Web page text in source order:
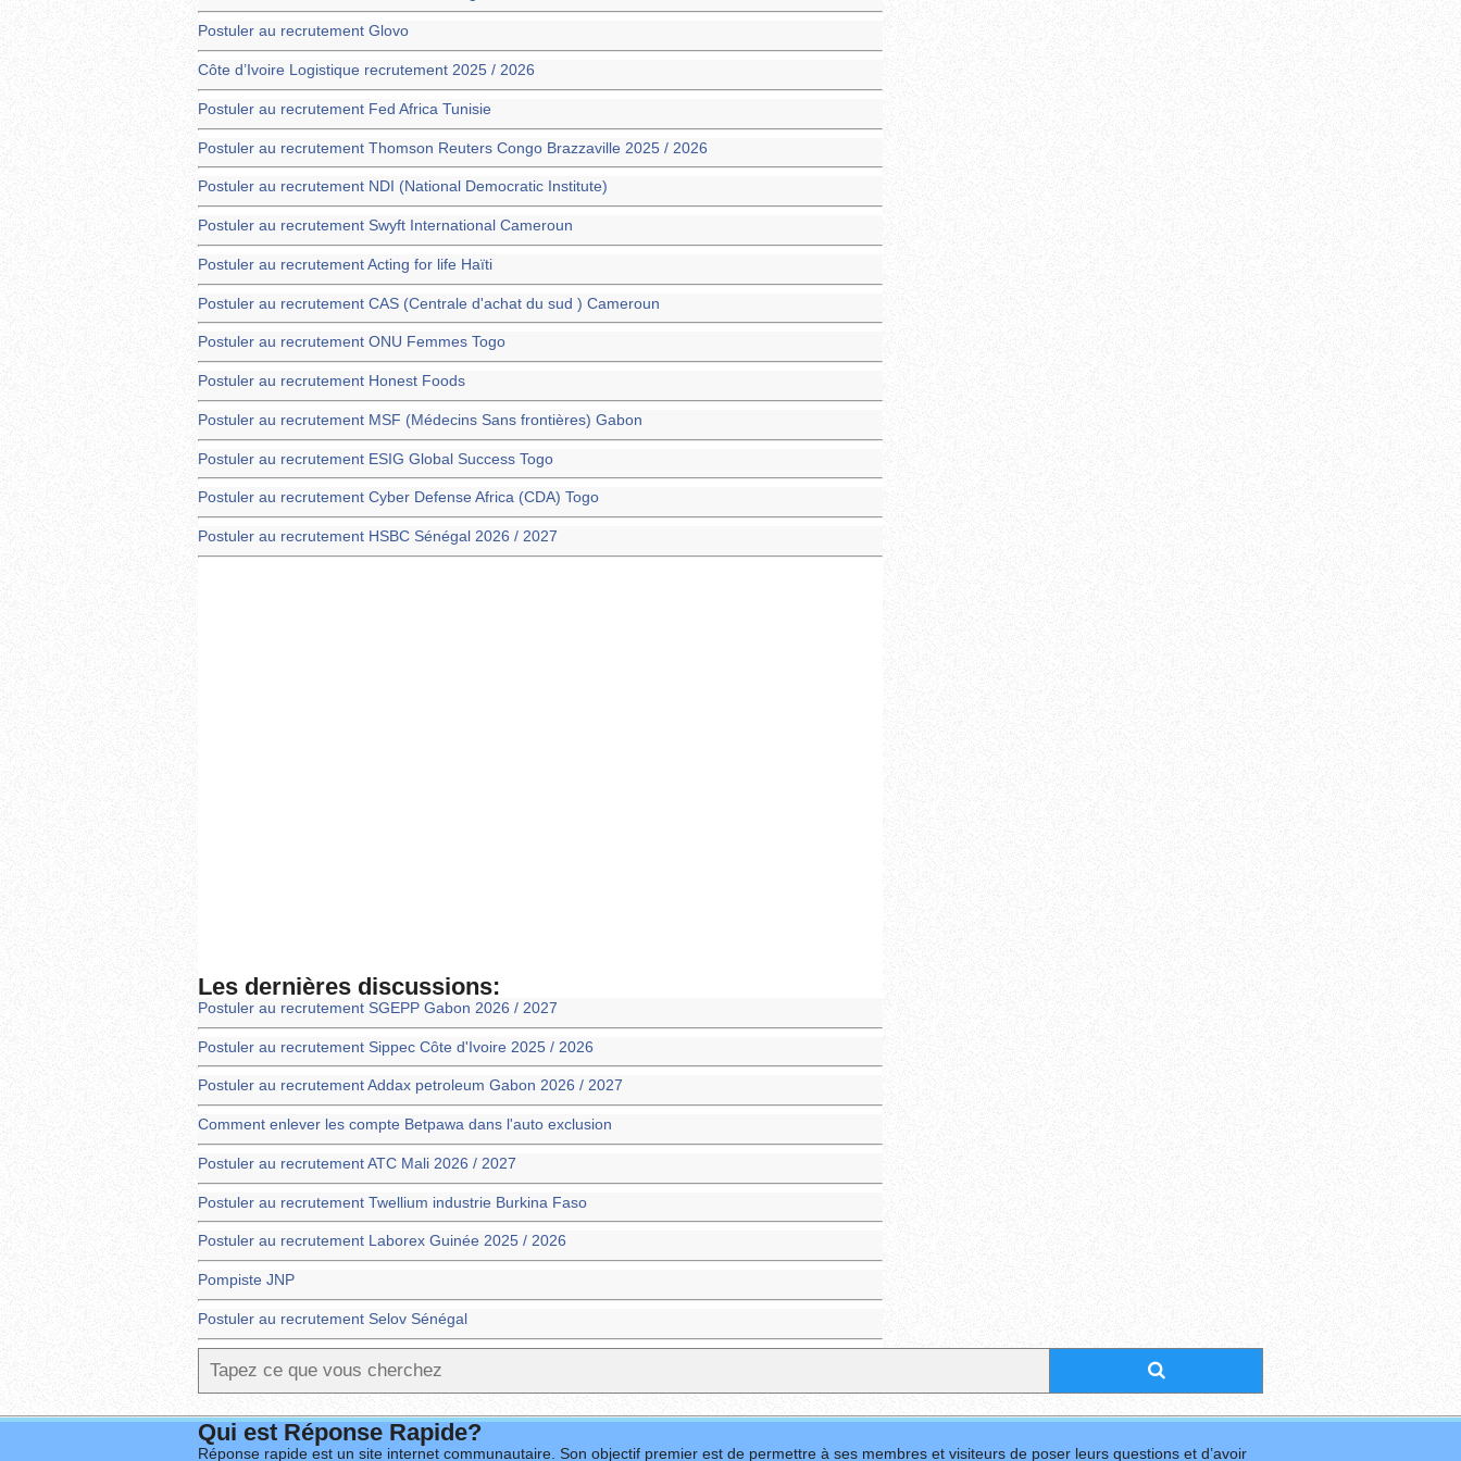
Postuler au recrutement Glovo
Côte d’Ivoire Logistique recrutement 2025 / 2026
Postuler au recrutement Fed Africa Tunisie
Postuler au recrutement Thomson Reuters Congo Brazzaville 2025 / 2026
Postuler au recrutement NDI (National Democratic Institute)
Postuler au recrutement Swyft International Cameroun
Postuler au recrutement Acting for life Haïti
Postuler au recrutement CAS (Centrale d'achat du sud ) Cameroun
Postuler au recrutement ONU Femmes Togo
Postuler au recrutement Honest Foods
Postuler au recrutement MSF (Médecins Sans frontières) Gabon
Postuler au recrutement ESIG Global Success Togo
Postuler au recrutement Cyber Defense Africa (CDA) Togo
Postuler au recrutement HSBC Sénégal 2026 / 2027
Les dernières discussions:
Postuler au recrutement SGEPP Gabon 2026 / 2027
Postuler au recrutement Sippec Côte d'Ivoire 2025 / 2026
Postuler au recrutement Addax petroleum Gabon 2026 / 2027
Comment enlever les compte Betpawa dans l'auto exclusion
Postuler au recrutement ATC Mali 2026 / 2027
Postuler au recrutement Twellium industrie Burkina Faso
Postuler au recrutement Laborex Guinée 2025 / 2026
Pompiste JNP
Postuler au recrutement Selov Sénégal
Qui est Réponse Rapide?
Réponse rapide est un site internet communautaire. Son objectif premier est de permettre à ses membres et visiteurs de poser leurs questions et d’avoir